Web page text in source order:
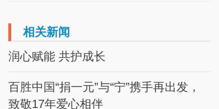
相关新闻
润心赋能 共护成长
百胜中国“捐一元”与“宁”携手再出发，
致敬17年爱心相伴